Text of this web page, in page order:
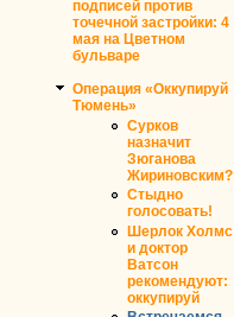
подписей против
точечной застройки: 4
мая на Цветном
бульваре
Операция «Оккупируй
Тюмень»
Сурков
назначит
Зюганова
Жириновским?
Стыдно
голосовать!
Шерлок Холмс
и доктор
Ватсон
рекомендуют:
оккупируй